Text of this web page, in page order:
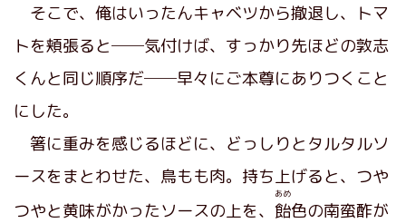
そこで、俺はいったんキャベツから撤退し、トマ
トを頬張ると──気付けば、すっかり先ほどの敦志
くんと同じ順序だ──早々にご本尊にありつくこと
にした。
箸に重みを感じるほどに、どっしりとタルタルソ
ースをまとわせた、鳥もも肉。持ち上げると、つや
つやと黄味がかったソースの上を、 飴
あめ
色の南蛮酢が